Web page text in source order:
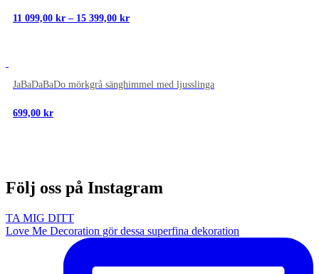
11 099,00 kr – 15 399,00 krPrisintervall:
JaBaDaBaDo mörkgrå sänghimmel med ljusslinga
699,00 kr
Följ oss på Instagram
TA MIG DITT
Love Me Decoration gör dessa superfina dekoration